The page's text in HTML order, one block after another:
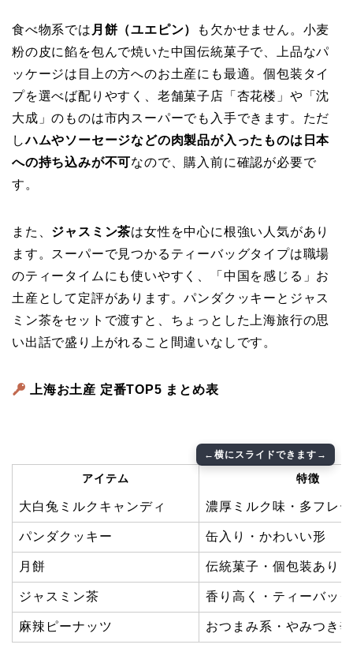
食べ物系では 月餅（ユエピン）
も欠かせません。小麦
粉の皮に餡を包んで焼いた中国伝統菓子で、上品なパ
ッケージは目上の方へのお土産にも最適。個包装タイ
プを選べば配りやすく、老舗菓子店「杏花楼」や「沈
大成」のものは市内スーパーでも入手できます。ただ
しハムやソーセージなどの肉製品が入ったものは日本
への持ち込みが不可なので、購入前に確認が必要で
す。
また、 ジャスミン茶は女性を中心に根強い人気があり
ます。スーパーで見つかるティーバッグタイプは職場
のティータイムにも使いやすく、「中国を感じる」お
土産として定評があります。パンダクッキーとジャス
ミン茶をセットで渡すと、ちょっとした上海旅行の思
い出話で盛り上がれること間違いなしです。
上海お土産 定番TOP5 まとめ表
アイテム 特徴
大白兔ミルクキャンディ 濃厚ミルク味・多フレ
パンダクッキー 缶入り・かわいい形
月餅 伝統菓子・個包装あり
ジャスミン茶 香り高く・ティーバッ
麻辣ピーナッツ おつまみ系・やみつき